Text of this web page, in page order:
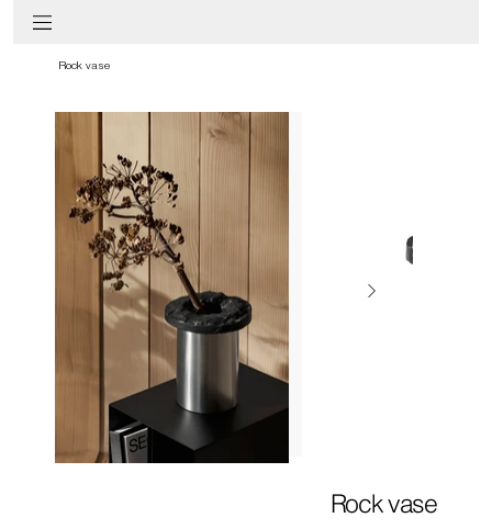
Rock vase
Rock vase